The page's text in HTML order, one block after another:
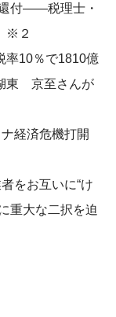
付――税理士・
※２
10％で1810億
東 京至さんが
経済危機打開
をお互いに“け
重大な二択を迫